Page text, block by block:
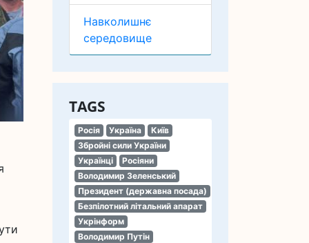
Навколишнє
середовище
TAGS
Росія Україна
Київ
Збройні сили України
Українці
Росіяни
Володимир Зеленський
Президент (державна посада)
Безпілотний літальний апарат
Укрінформ
Володимир Путін